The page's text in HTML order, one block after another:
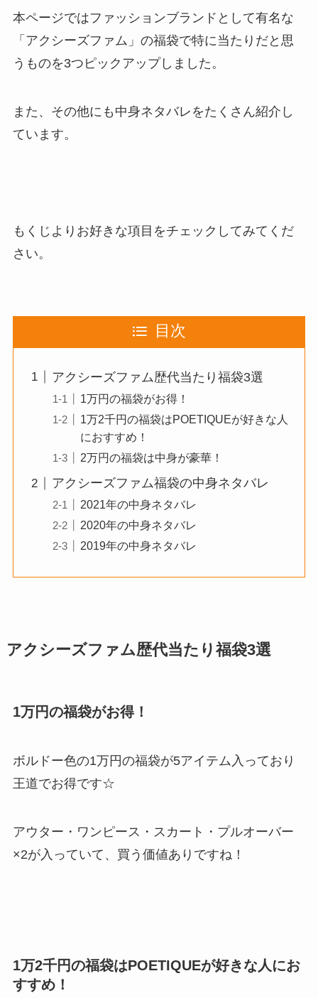
本ページではファッションブランドとして有名な
「アクシーズファム」の福袋で特に当たりだと思
うものを3つピックアップしました。
また、その他にも 中身ネタバレをたくさん紹介 し
ています。
もくじよりお好きな項目をチェックしてみてくだ
さい。
目次
アクシーズファム歴代当たり福袋3選
1万円の福袋がお得！
1万2千円の福袋はPOETIQUEが好きな人
におすすめ！
2万円の福袋は中身が豪華！
アクシーズファム福袋の中身ネタバレ
2021年の中身ネタバレ
2020年の中身ネタバレ
2019年の中身ネタバレ
アクシーズファム歴代当たり福袋3選
1万円の福袋がお得！
ボルドー色の1万円の福袋が5アイテム入っており
王道でお得です☆
アウター・ワンピース・スカート・プルオーバー
×2が入っていて、買う価値ありですね！
1万2千円の福袋はPOETIQUEが好きな人にお
すすめ！